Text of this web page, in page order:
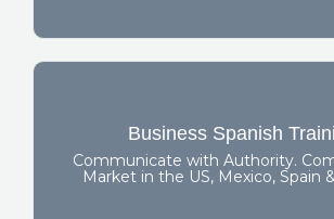
Business Spanish
Communicate with Authority.
Market in the US, Mexico, Spain
The Business Edge
"Spanish Fluency = Your
"Where
Linguistic Precision Meets Executive